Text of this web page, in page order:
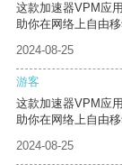
这款加速器VPM应
助你在网络上自由移
2024-08-25
游客
这款加速器VPM应
助你在网络上自由移
2024-08-25